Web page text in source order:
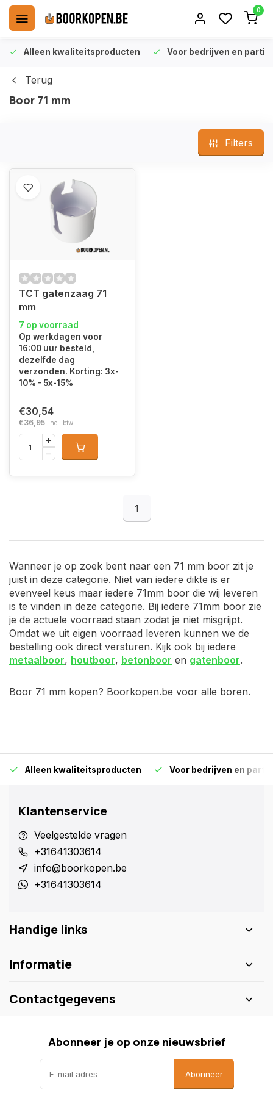
0
Alleen kwaliteitsproducten Voor bedrijven en
Terug
Boor 71 mm
Filters
TCT gatenzaag 71
mm
7 op voorraad
Op werkdagen voor
16:00 uur besteld,
dezelfde dag
verzonden. Korting: 3x-
10% - 5x-15%
€30,54
€36,95 Incl. btw
1
Wanneer je op zoek bent naar een 71 mm boor zit je
juist in deze categorie. Niet van iedere dikte is er
evenveel keus maar iedere 71mm boor die wij leveren
is te vinden in deze categorie. Bij iedere 71mm boor zie
je de actuele voorraad staan zodat je niet misgrijpt.
Omdat we uit eigen voorraad leveren kunnen we de
bestelling ook direct versturen. Kijk ook bij iedere
metaalboor, houtboor, betonboor en gatenboor.
Boor 71 mm kopen? Boorkopen.be voor alle boren.
Alleen kwaliteitsproducten Voor bedrijven en
Klantenservice
Veelgestelde vragen
+31641303614
info@boorkopen.be
+31641303614
Handige links
Informatie
Contactgegevens
Abonneer je op onze nieuwsbrief
Abonneer